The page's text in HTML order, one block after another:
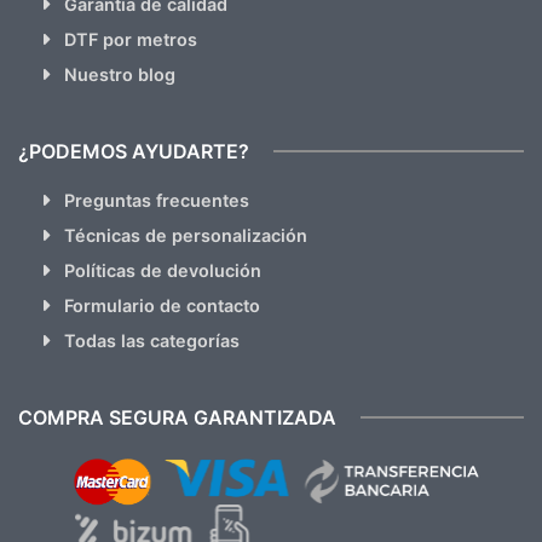
DTF por metros
Nuestro blog
¿PODEMOS AYUDARTE?
Preguntas frecuentes
Técnicas de personalización
Políticas de devolución
Formulario de contacto
Todas las categorías
COMPRA SEGURA GARANTIZADA